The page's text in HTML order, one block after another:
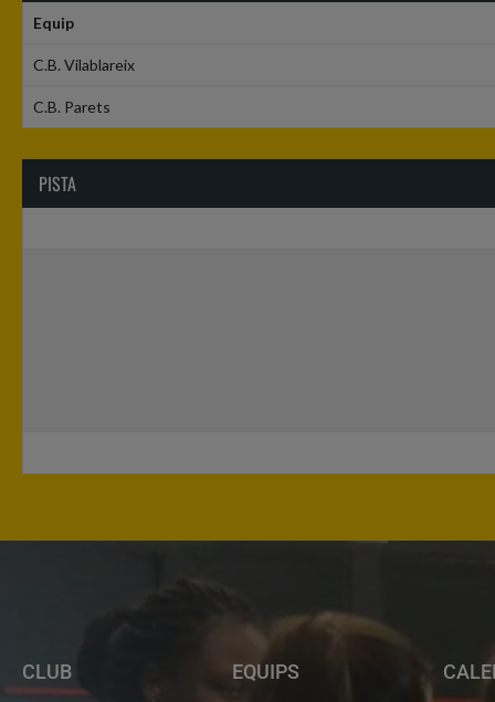
Equip
C.B. Vilablareix
C.B. Parets
PISTA
CLUB EQUIPS